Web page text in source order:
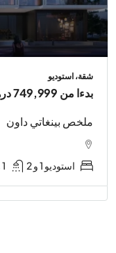
شقة، استوديو
بدءا من 749,999 درهم إماراتي
ملخص بينغاتي داون
استوديو 1 و 2 1 و 2